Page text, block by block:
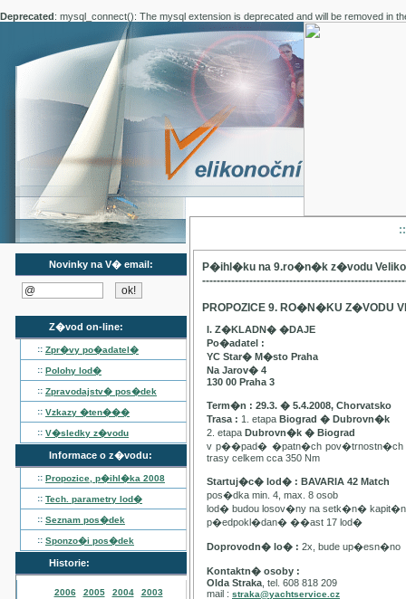
Deprecated: mysql_connect(): The mysql extension is deprecated and will be removed in
Novinky na V� email:
Z�vod on-line:
:: Zpr�vy po�adatel�
:: Polohy lod�
:: Zpravodajstv� pos�dek
:: Vzkazy �ten���
:: V�sledky z�vodu
Informace o z�vodu:
:: Propozice, p�ihl�ka 2008
:: Tech. parametry lod�
:: Seznam pos�dek
:: Sponzo�i pos�dek
Historie:
2006 2005 2004
2003
P�ihl�ku na 9.ro�n�k z�vodu
PROPOZICE 9. RO�N�KU Z�VODU
I. Z�KLADN� �DAJE
Po�adatel :
YC Star� M�sto Praha
Na Jarov� 4
130 00 Praha 3
Term�n : 29.3. � 5.4.2008, Chorvatsko
Trasa : 1. etapa Biograd � Dubrovn�k
2. etapa Dubrovn�k � Biograd
v p��pad� �patn�ch pov�trnostn�ch
trasy celkem cca 350 Nm
Startuj�c� lod� : BAVARIA 42 Match
pos�dka min. 4, max. 8 osob
lod� budou losov�ny na setk�n�
p�edpokl�dan� ��ast 17 lod�
Doprovodn� lo� : 2x, bude up�esn�no
Kontaktn� osoby :
Olda Straka , tel. 608 818 209
mail : straka@yachtservice.cz